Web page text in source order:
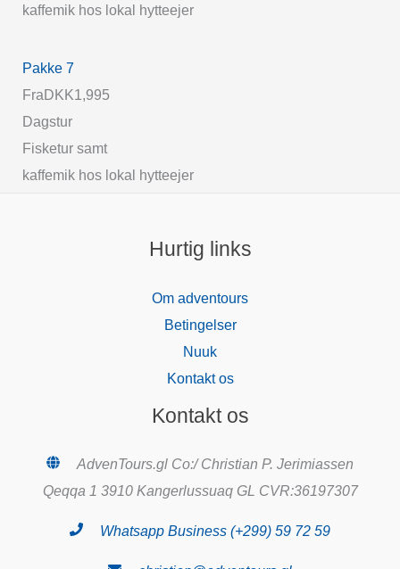
kaffemik hos lokal hytteejer
Pakke 7
FraDKK1,995
Dagstur
Fisketur samt
kaffemik hos lokal hytteejer
Hurtig links
Om adventours
Betingelser
Nuuk
Kontakt os
Kontakt os
AdvenTours.gl Co:/ Christian P. Jerimiassen
Qeqqa 1 3910 Kangerlussuaq GL CVR:36197307
Whatsapp Business (+299) 59 72 59